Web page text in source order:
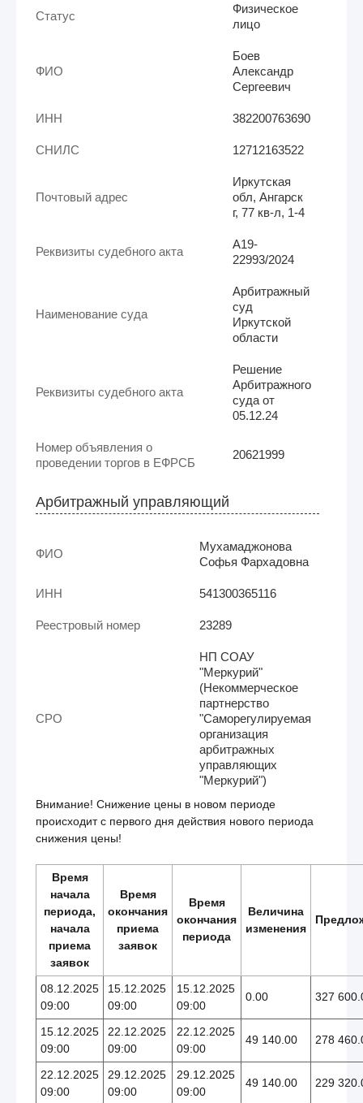
Статус
Физическое
лицо
ФИО
Боев
Александр
Сергеевич
ИНН 382200763690
СНИЛС 12712163522
Почтовый адрес
Иркутская
обл, Ангарск
г, 77 кв-л, 1-4
Реквизиты судебного акта
А19-
22993/2024
Наименование суда
Арбитражный
суд
Иркутской
области
Реквизиты судебного акта
Решение
Арбитражного
суда от
05.12.24
Номер объявления о
проведении торгов в ЕФРСБ
20621999
Арбитражный управляющий
ФИО
Мухамаджонова
Софья Фархадовна
ИНН 541300365116
Реестровый номер 23289
СРО
НП СОАУ
"Меркурий"
(Некоммерческое
партнерство
"Саморегулируемая
организация
арбитражных
управляющих
"Меркурий")
Внимание! Снижение цены в новом периоде
происходит с первого дня действия нового периода
снижения цены!
Время
начала
периода,
начала
приема
заявок
Время
окончания
приема
заявок
Время
окончания
периода
Величина
изменения
08.12.2025
09:00
15.12.2025
09:00
15.12.2025
09:00
0.00 327
15.12.2025
09:00
22.12.2025
09:00
22.12.2025
09:00
49 140.00 278
22.12.2025
09:00
29.12.2025
09:00
29.12.2025
09:00
49 140.00 229